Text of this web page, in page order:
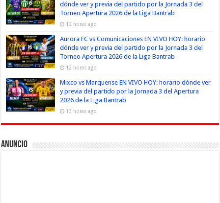
dónde ver y previa del partido por la Jornada 3 del
Torneo Apertura 2026 de la Liga Bantrab
12 horas ago
Aurora FC vs Comunicaciones EN VIVO HOY: horario
dónde ver y previa del partido por la Jornada 3 del
Torneo Apertura 2026 de la Liga Bantrab
12 horas ago
Mixco vs Marquense EN VIVO HOY: horario dónde ver
y previa del partido por la Jornada 3 del Apertura
2026 de la Liga Bantrab
13 horas ago
Anuncio